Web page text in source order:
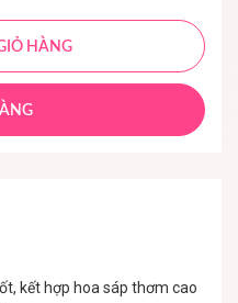
HÀNG
kết hợp hoa sáp thơm cao